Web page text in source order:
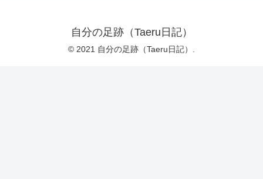
自分の足跡（Taeru日記）
© 2021 自分の足跡（Taeru日記）.